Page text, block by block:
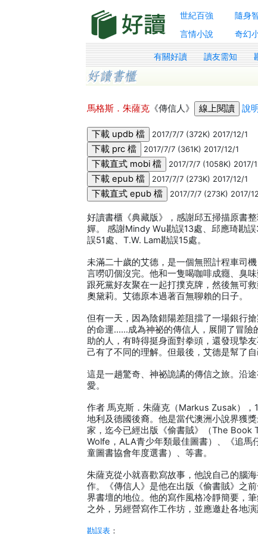
世紀百強 隨身
言情小說
奇幻
有關好讀 讀友需知
馬格斯．朱薩克 《傳信人》 說
2017/7/7 (372K) 2017/12/1
2017/7/7 (361K) 2017/12/1
2017/7/7 (1058K) 2017/
2017/7/7 (273K) 2017/12/1
2017/7/7 (273K) 2017/
好讀書櫃《典藏版》，感謝邱五掃描原書
嬋。 感謝Mindy Wu勘誤13處、邱應琦勘
誤51處、T.W. Lam勘誤15處。
未滿二十歲的艾德，是一個無照計程車司
言嘮叨個沒完。他和一隻喝咖啡成癮、臭
跟死黨好友聚在一起打撲克牌，然後無可
奧黛莉。艾德原本過著百無聊賴的日子。
但有一天，因為陰錯陽差阻擋了一場銀行
的命運……成為神祕的傳信人，展開了冒險
助的人，有時得挺身面對拳頭，還發現摯
己有了不同的理解。但最後，艾德是幫了
這是一趟驚奇、神祕詭譎的傳信之旅。沿
愛。
作者 馬克斯．朱薩克（Markus Zusak）
地利及德國後裔。他是當代澳洲小說界獲
家，迄今已經出版《偷書賊》（The
Wolfe，ALA青少年類最佳圖書）、《追
童圖書協會年度選書）、等書。
朱薩克從小就喜歡寫故事，他說自己的腦
作。《傳信人》是他在出版《偷書賊》之
界書壇的地位。他的寫作風格冷靜簡要，
之外，另經營寫作工作坊，並應邀赴各地演
勘誤表 ：